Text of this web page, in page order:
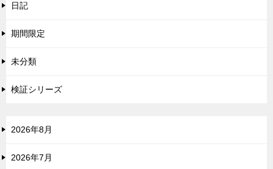
日記
期間限定
未分類
検証シリーズ
2026年8月
2026年7月